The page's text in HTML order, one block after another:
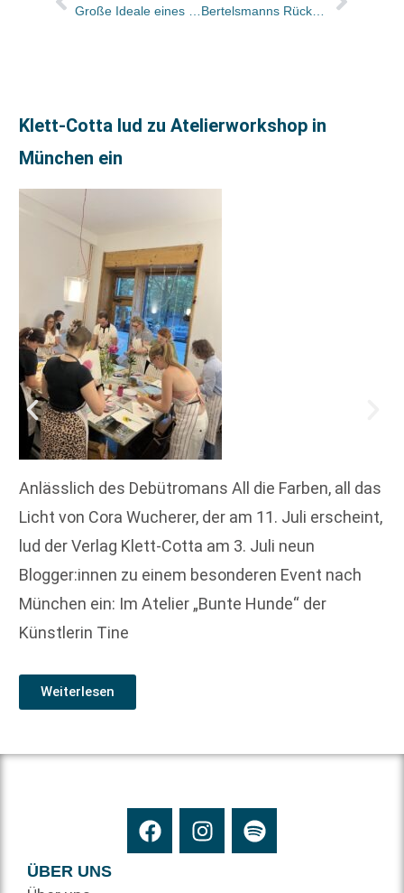
Klett-Cotta lud zu Atelierworkshop in
München ein
Anlässlich des Debütromans All die Farben, all das
Licht von Cora Wucherer, der am 11. Juli erscheint,
lud der Verlag Klett-Cotta am 3. Juli neun
Blogger:innen zu einem besonderen Event nach
München ein: Im Atelier „Bunte Hunde“ der
Künstlerin Tine
Weiterlesen
ÜBER UNS